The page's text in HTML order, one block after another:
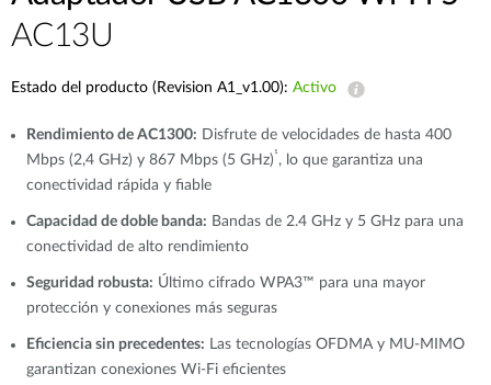
AC13U
Estado del producto (Revision A1_v1.00): Activo
Rendimiento de AC1300: Disfrute de velocidades de hasta 400
Mbps (2,4 GHz) y 867 Mbps (5 GHz) ¹ , lo que garantiza una
conectividad rápida y fiable
Capacidad de doble banda: Bandas de 2.4 GHz y 5 GHz para una
conectividad de alto rendimiento
Seguridad robusta: Último cifrado WPA3™ para una mayor
protección y conexiones más seguras
Eficiencia sin precedentes: Las tecnologías OFDMA y MU-MIMO
garantizan conexiones Wi-Fi eficientes